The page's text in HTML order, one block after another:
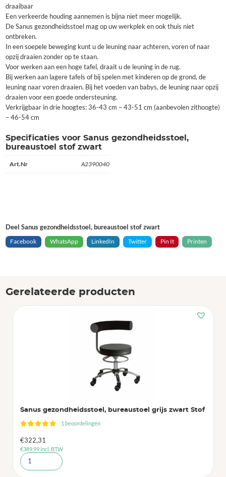
draaibaar
Een verkeerde houding aannemen is bijna niet meer mogelijk.
De Sanus gezondheidsstoel mag op uw werkplek en ook thuis niet
ontbreken.
In een soepele beweging kunt u de leuning naar achteren, voren of naar
opzij draaien zonder op te staan.
Voor werken aan een hoge tafel, draait u de leuning in de rug.
Bij werken aan lagere tafels of bij spelen met kinderen op de grond, de
leuning naar voren draaien. Bij het voeden van babys, de leuning naar opzij
draaien voor een goede ondersteuning.
Verkrijgbaar in drie hoogtes: 36-43 cm – 43-51 cm (aanbevolen zithoogte)
– 46-54 cm
Specificaties voor Sanus gezondheidsstoel,
bureaustoel stof zwart
Art.Nr A2390040
Deel Sanus gezondheidsstoel, bureaustoel stof zwart
Facebook
WhatsApp LinkedIn Twitter Pin It Printen
Gerelateerde producten
Sanus gezondheidsstoel, bureaustoel grijs zwart Stof
1 beoordelingen
€322,31
€389,99incl. BTW